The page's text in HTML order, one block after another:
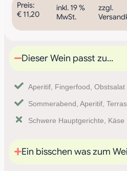
Preis:
€11,20
inkl. 19 %
MwSt.
zzgl.
Dieser Wein passt zu...
Aperitif, Fingerfood, Obstsalat
Sommerabend, Aperitif,
Schwere Hauptgerichte, Käse
Ein bisschen was zum